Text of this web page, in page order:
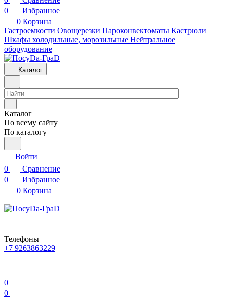
0
Избранное
0 Корзина
Гастроемкости Овощерезки Пароконвектоматы Кастрюли
Шкафы холодильные, морозильные Нейтральное
оборудование
Каталог
Каталог
По всему сайту
По каталогу
Войти
0
Сравнение
0
Избранное
0 Корзина
Телефоны
+7 9263863229
0
0